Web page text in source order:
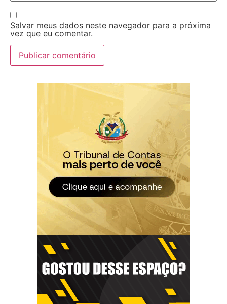
Salvar meus dados neste navegador para a próxima
vez que eu comentar.